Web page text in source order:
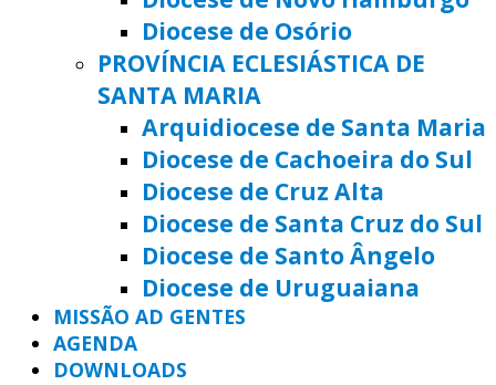
Diocese de Osório
PROVÍNCIA ECLESIÁSTICA DE
SANTA MARIA
Arquidiocese de Santa Maria
Diocese de Cachoeira do Sul
Diocese de Cruz Alta
Diocese de Santa Cruz do Sul
Diocese de Santo Ângelo
Diocese de Uruguaiana
MISSÃO AD GENTES
AGENDA
DOWNLOADS